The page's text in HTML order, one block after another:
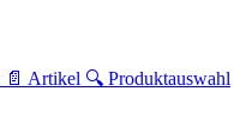
📄 Artikel 🔍 Produktauswahl